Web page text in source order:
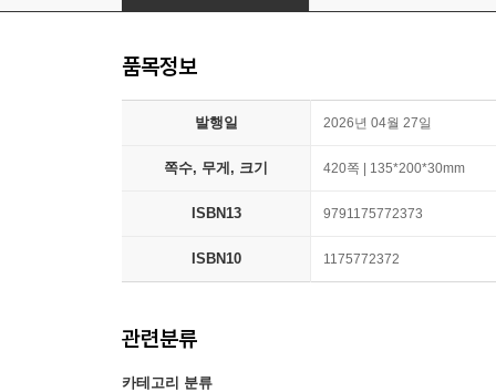
품목정보
발행일 2026년 04월 27일
쪽수, 무게, 크기 420쪽 | 135*200*30mm
ISBN13 9791175772373
ISBN10 1175772372
관련분류
카테고리 분류